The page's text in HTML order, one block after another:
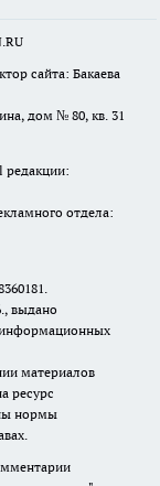
сайта: Бакаева
дом № 80, кв. 31
редакции:
отдела:
выдано
информационных
материалов
ресурс
нормы